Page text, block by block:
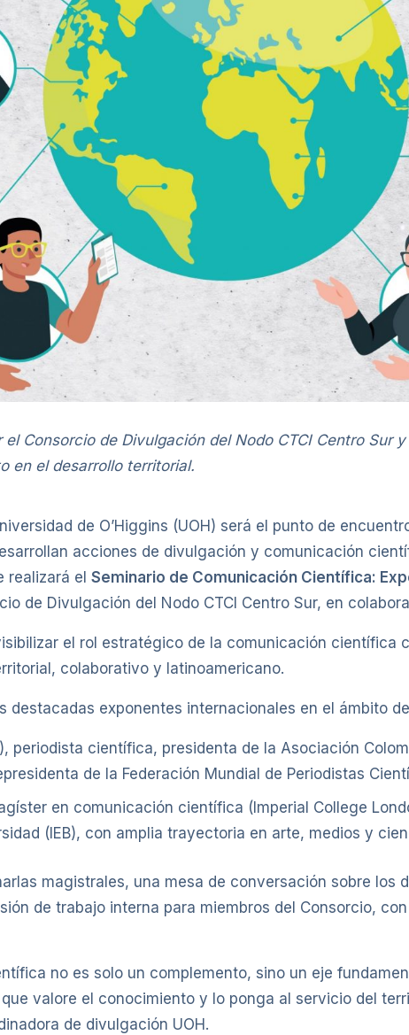
Consorcio de Divulgación del Nodo CTCI Centro Sur
en el desarrollo territorial.
de O’Higgins (UOH) será el punto de
acciones de divulgación y comunicación
realizará el Seminario de Comunicación Científica:
de Divulgación del Nodo CTCI Centro Sur, en
el rol estratégico de la comunicación científica
colaborativo y latinoamericano.
destacadas exponentes internacionales en el ámbito
periodista científica, presidenta de la Asociación
de la Federación Mundial de Periodistas
en comunicación científica (Imperial College
(IEB), con amplia trayectoria en arte, medios y
magistrales, una mesa de conversación sobre los
de trabajo interna para miembros del Consorcio,
no es solo un complemento, sino un eje
valore el conocimiento y lo ponga al servicio del
de divulgación UOH.